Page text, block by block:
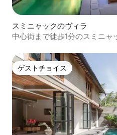
スミニャックのヴィラ
中心街まで徒歩1分のスミニャ
ゲストチョイス
ゲストチョイス